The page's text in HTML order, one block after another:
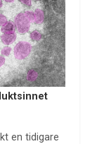
en tidigare